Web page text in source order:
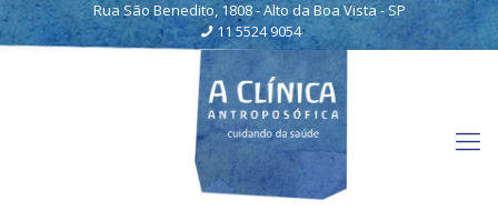
Rua São Benedito, 1808 - Alto da Boa Vista - SP
11 5524 9054